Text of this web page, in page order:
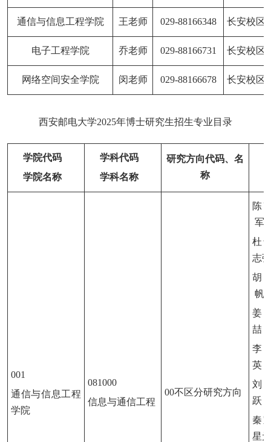
通信与信息工程学院 王老师 029-88166348 长安校区
电子工程学院 乔老师 029-88166731 长安校区
网络空间安全学院 闵老师 029-88166678 长安校区
西安邮电大学2025年博士研究生招生专业目录
学院代码
学院名称
学科代码
学科名称
研究方向代码、名
称
001
通信与信息工程
学院
081000
信息与通信工程
00不区分研究方向
陈
军
杜
志强
胡
帆
姜
喆
李
英
刘
跃
秦
星元